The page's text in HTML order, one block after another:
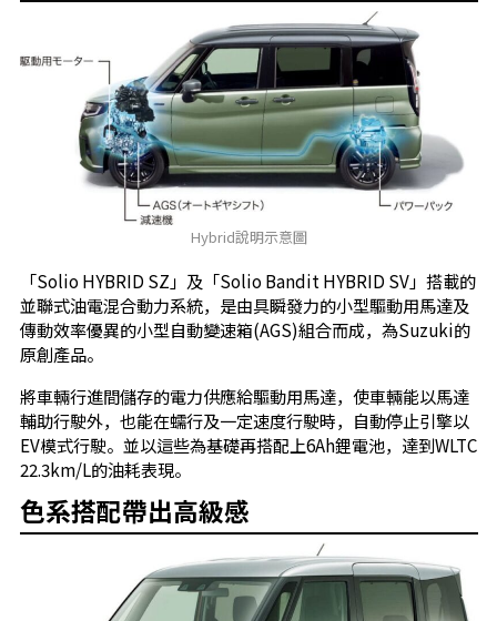
Hybrid說明示意圖
「Solio HYBRID SZ」及「Solio Bandit HYBRID SV」搭載的
並聯式油電混合動力系統，是由具瞬發力的小型驅動用馬達及
傳動效率優異的小型自動變速箱(AGS)組合而成，為Suzuki的
原創產品。
將車輛行進間儲存的電力供應給驅動用馬達，使車輛能以馬達
輔助行駛外，也能在蠕行及一定速度行駛時，自動停止引擎以
EV模式行駛。並以這些為基礎再搭配上6Ah鋰電池，達到WLTC
22.3km/L的油耗表現。
色系搭配帶出高級感